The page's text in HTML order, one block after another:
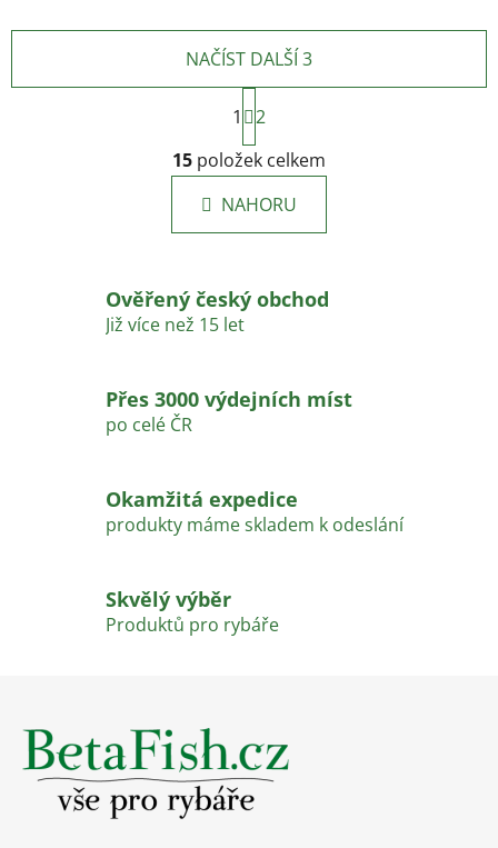
O
v
l
á
d
c
í
v
k
p
i
NAČÍST DALŠÍ 3
S
t
r
á
n
k
n
í
1
2
15 položek celkem
NAHORU
Ověřený český obchod
Již více než 15 let
Přes 3000 výdejních míst
po celé ČR
Okamžitá expedice
produkty máme skladem k odeslání
Skvělý výběr
Produktů pro rybáře